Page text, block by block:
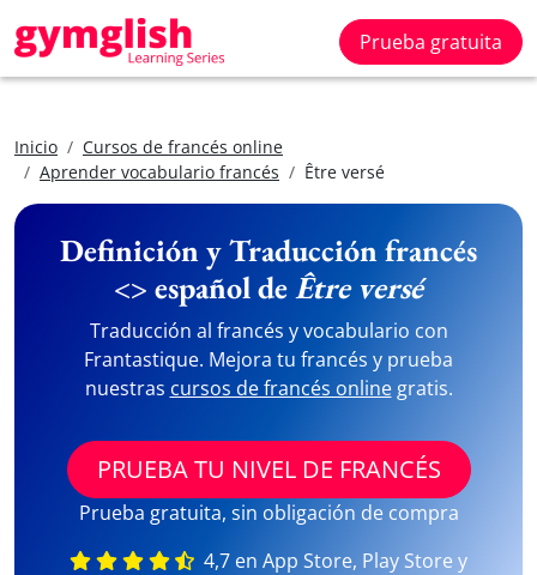
Prueba gratuita
Inicio
Cursos de francés online
Aprender vocabulario francés
Être versé
Definición y Traducción francés
<> español deÊtre versé
Traducción al francés y vocabulario con
Frantastique. Mejora tu francés y prueba
nuestras cursos de francés onlinegratis.
PRUEBA TU NIVEL DE FRANCÉS
Prueba gratuita, sin obligación de compra
4,7 en App Store, Play Store y